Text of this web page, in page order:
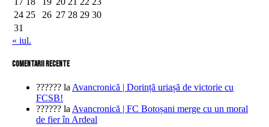
24 25 26 27 28 29 30
31
« iul.
comentarii recente
?????? la Avancronică | Dorință uriașă de victorie cu
FCSB!
?????? la Avancronică | FC Botoșani merge cu un moral
de fier în Ardeal